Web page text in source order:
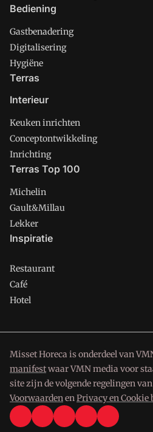
Bediening
Gastbenadering
Digitalisering
Hygiëne
Terras
Interieur
Keuken inrichten
Conceptontwikkeling
Inrichting
Terras Top 100
Michelin
Gault&Millau
Lekker
Inspiratie
Restaurant
Café
Hotel
Misset Horeca is onderdeel van
manifestwaar VMN media voor
site zijn de volgende regelingen
VoorwaardenenPrivacy en Cookie